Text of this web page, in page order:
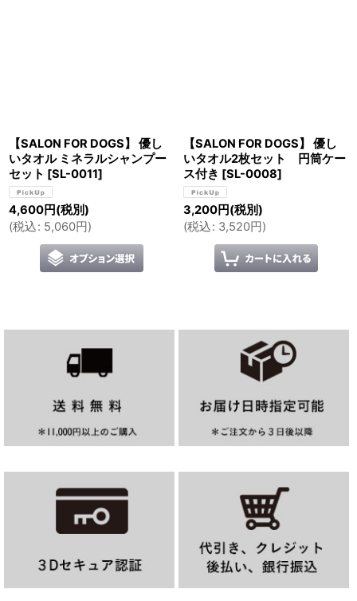
【SALON FOR DOGS】 優し
いタオル ミネラルシャンプー
セット [SL-0011]
4,600円(税別)
(税込: 5,060円)
【SALON FOR DOGS】 優し
いタオル2枚セット 円筒ケー
ス付き [SL-0008]
3,200円(税別)
(税込: 3,520円)